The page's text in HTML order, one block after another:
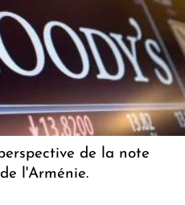
de la note
l'Arménie.